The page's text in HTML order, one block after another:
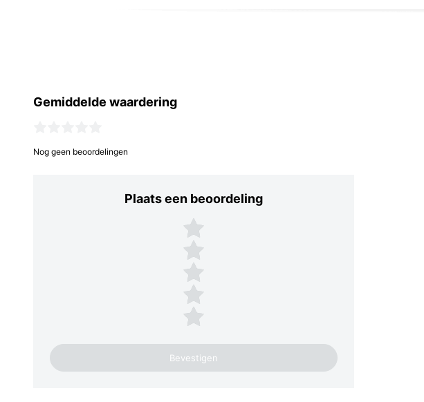
Gemiddelde waardering
Nog geen beoordelingen
Plaats een beoordeling
Plaats een beoordeling
5 sterren
4 sterren
3 sterren
2 sterren
1 ster